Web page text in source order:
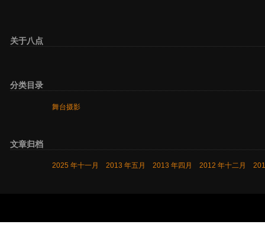
关于八点
分类目录
舞台摄影
文章归档
2025 年十一月 2013 年五月 2013 年四月 2012 年十二月